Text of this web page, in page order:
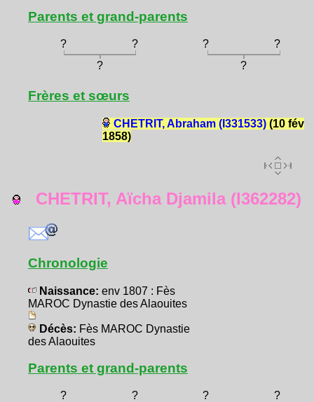
Parents et grand-parents
? ? ?
?
?
?
Frères et sœurs
CHETRIT, Abraham (I331533)(10 fév
1858)
CHETRIT, Aïcha Djamila (I362282)
Chronologie
Naissance: env 1807 : Fès
MAROC Dynastie des Alaouites
Décès: Fès MAROC Dynastie
des Alaouites
Parents et grand-parents
? ? ?
?